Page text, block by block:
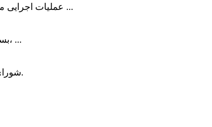
عملیات اجرایی مجتمع فرهنگی و هنری کلور از سال ۱۳۹۳ آغاز شده بود که با عنایت وزیر فرهنگ و ارشاد اسلامی دولت چهاردهم و با ...
بسم الله الرحمن الرحیم انا لله و انا الیه راجعون با نهایت تاثر و تاسف باخبر شدیم هنرمند برجسته ایران و فرزند اردبیل، ...
شورای فرهنگ عمومی اردبیل با توجه به ترکیب اعضا و رویکرد عملیاتی، می‌تواند الگویی برای سایر استان‌های کشور باشد.